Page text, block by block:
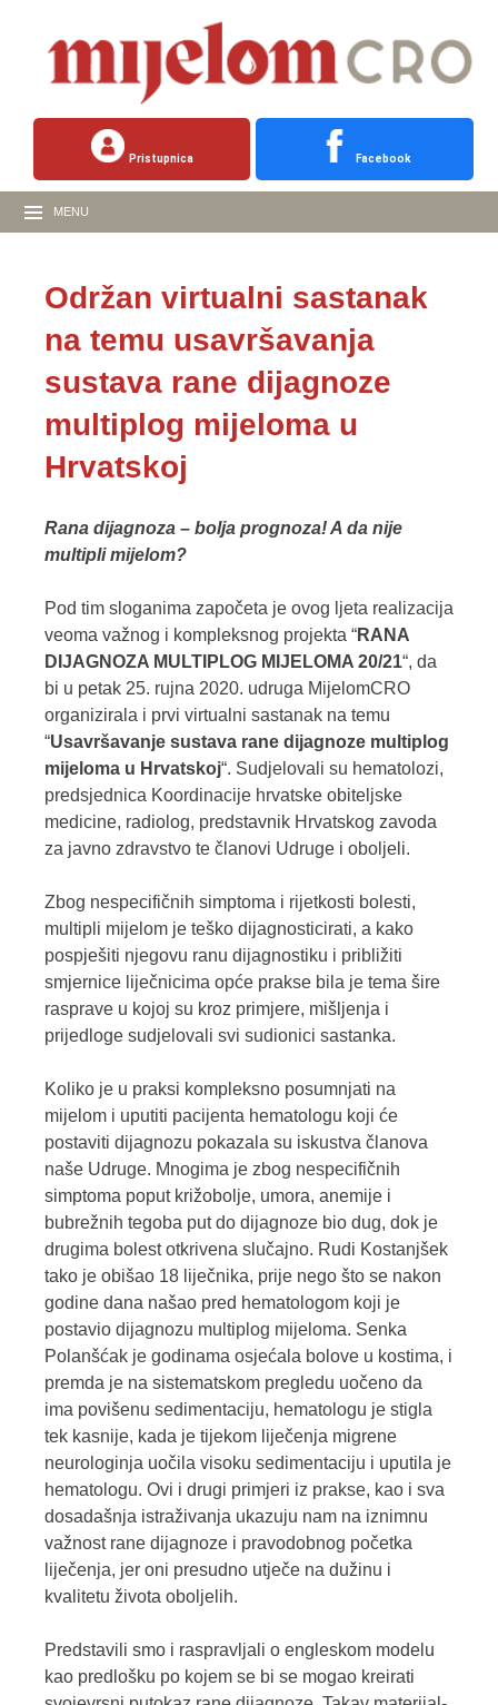
Pristupnica Facebook
MENU
Održan virtualni sastanak
na temu usavršavanja
sustava rane dijagnoze
multiplog mijeloma u
Hrvatskoj
Rana dijagnoza – bolja prognoza! A da nije
multipli mijelom?
Pod tim sloganima započeta je ovog ljeta realizacija
veoma važnog i kompleksnog projekta “RANA
DIJAGNOZA MULTIPLOG MIJELOMA 20/21“, da
bi u petak 25. rujna 2020. udruga MijelomCRO
organizirala i prvi virtualni sastanak na temu
“Usavršavanje sustava rane dijagnoze multiplog
mijeloma u Hrvatskoj“. Sudjelovali su hematolozi,
predsjednica Koordinacije hrvatske obiteljske
medicine, radiolog, predstavnik Hrvatskog zavoda
za javno zdravstvo te članovi Udruge i oboljeli.
Zbog nespecifičnih simptoma i rijetkosti bolesti,
multipli mijelom je teško dijagnosticirati, a kako
pospješiti njegovu ranu dijagnostiku i približiti
smjernice liječnicima opće prakse bila je tema šire
rasprave u kojoj su kroz primjere, mišljenja i
prijedloge sudjelovali svi sudionici sastanka.
Koliko je u praksi kompleksno posumnjati na
mijelom i uputiti pacijenta hematologu koji će
postaviti dijagnozu pokazala su iskustva članova
naše Udruge. Mnogima je zbog nespecifičnih
simptoma poput križobolje, umora, anemije i
bubrežnih tegoba put do dijagnoze bio dug, dok je
drugima bolest otkrivena slučajno. Rudi Kostanjšek
tako je obišao 18 liječnika, prije nego što se nakon
godine dana našao pred hematologom koji je
postavio dijagnozu multiplog mijeloma. Senka
Polanšćak je godinama osjećala bolove u kostima, i
premda je na sistematskom pregledu uočeno da
ima povišenu sedimentaciju, hematologu je stigla
tek kasnije, kada je tijekom liječenja migrene
neurologinja uočila visoku sedimentaciju i uputila je
hematologu. Ovi i drugi primjeri iz prakse, kao i sva
dosadašnja istraživanja ukazuju nam na iznimnu
važnost rane dijagnoze i pravodobnog početka
liječenja, jer oni presudno utječe na dužinu i
kvalitetu života oboljelih.
Predstavili smo i raspravljali o engleskom modelu
kao predlošku po kojem se bi se mogao kreirati